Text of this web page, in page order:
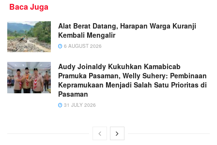
Baca Juga
Alat Berat Datang, Harapan Warga Kuranji
Kembali Mengalir
6 AUGUST 2026
Audy Joinaldy Kukuhkan Kamabicab
Pramuka Pasaman, Welly Suhery: Pembinaan
Kepramukaan Menjadi Salah Satu Prioritas di
Pasaman
31 JULY 2026